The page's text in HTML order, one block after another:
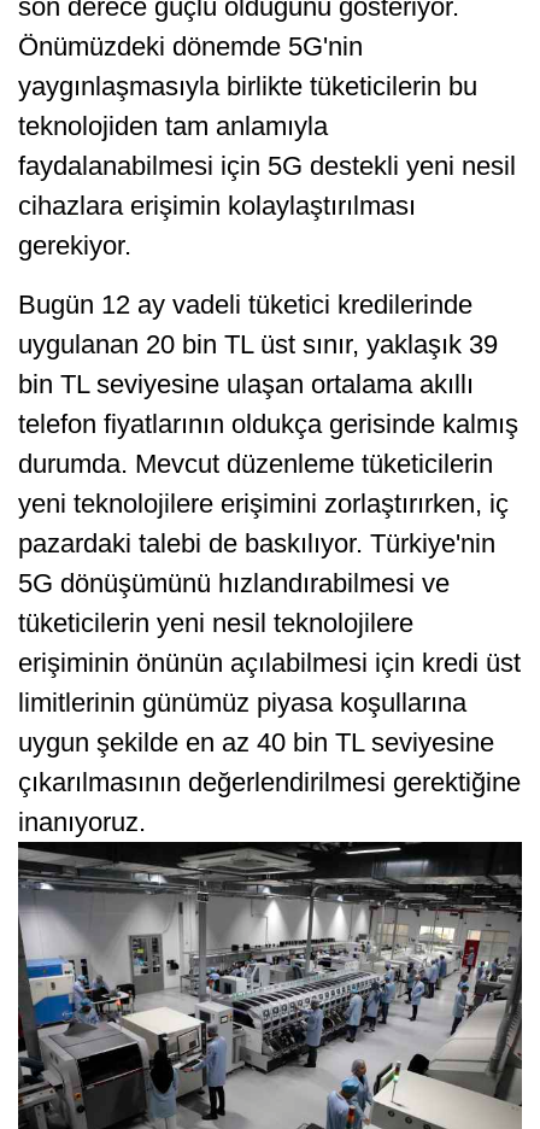
son derece güçlü olduğunu gösteriyor.
Önümüzdeki dönemde 5G'nin
yaygınlaşmasıyla birlikte tüketicilerin bu
teknolojiden tam anlamıyla
faydalanabilmesi için 5G destekli yeni nesil
cihazlara erişimin kolaylaştırılması
gerekiyor.
Bugün 12 ay vadeli tüketici kredilerinde
uygulanan 20 bin TL üst sınır, yaklaşık 39
bin TL seviyesine ulaşan ortalama akıllı
telefon fiyatlarının oldukça gerisinde kalmış
durumda. Mevcut düzenleme tüketicilerin
yeni teknolojilere erişimini zorlaştırırken, iç
pazardaki talebi de baskılıyor. Türkiye'nin
5G dönüşümünü hızlandırabilmesi ve
tüketicilerin yeni nesil teknolojilere
erişiminin önünün açılabilmesi için kredi üst
limitlerinin günümüz piyasa koşullarına
uygun şekilde en az 40 bin TL seviyesine
çıkarılmasının değerlendirilmesi gerektiğine
inanıyoruz.